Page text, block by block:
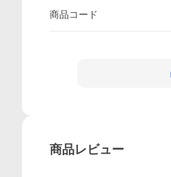
商品コード
商品レビュー